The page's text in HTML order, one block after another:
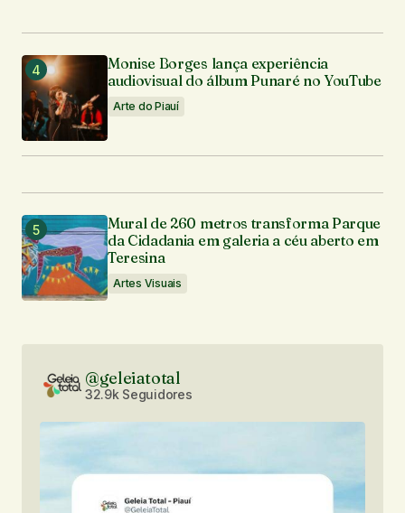
Monise Borges lança experiência
audiovisual do álbum Punaré no YouTube
Arte do Piauí
Mural de 260 metros transforma Parque
da Cidadania em galeria a céu aberto em
Teresina
Artes Visuais
@geleiatotal
32.9k Seguidores